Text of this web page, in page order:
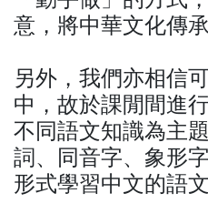
意，將中華文化傳承
另外，我們亦相信
中，故於課閒間進
不同語文知識為主
詞、同音字、象形
形式學習中文的語文